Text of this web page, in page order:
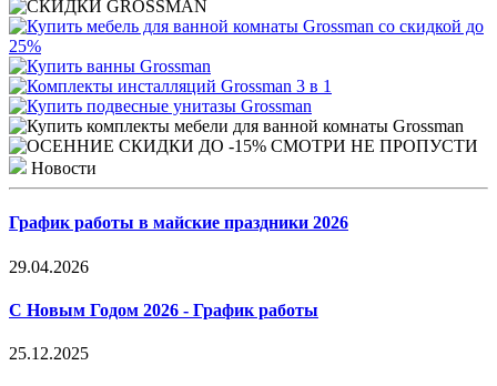
Новости
График работы в майские праздники 2026
29.04.2026
С Новым Годом 2026 - График работы
25.12.2025